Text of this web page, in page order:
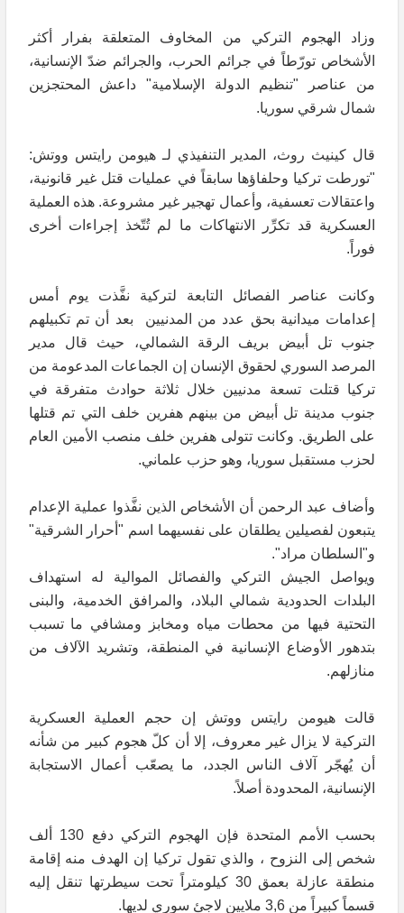
وزاد الهجوم التركي من المخاوف المتعلقة بفرار أكثر
الأشخاص تورّطاً في جرائم الحرب، والجرائم ضدّ الإنسانية،
من عناصر "تنظيم الدولة الإسلامية" داعش المحتجزين
شمال شرقي سوريا.
قال كينيث روث، المدير التنفيذي لـ هيومن رايتس ووتش:
"تورطت تركيا وحلفاؤها سابقاً في عمليات قتل غير قانونية،
واعتقالات تعسفية، وأعمال تهجير غير مشروعة. هذه العملية
العسكرية قد تكرِّر الانتهاكات ما لم تُتّخذ إجراءات أخرى
فوراً.
وكانت عناصر الفصائل التابعة لتركية نفَّذت يوم أمس
إعدامات ميدانية بحق عدد من المدنيين بعد أن تم تكبيلهم
جنوب تل أبيض بريف الرقة الشمالي، حيث قال مدير
المرصد السوري لحقوق الإنسان إن الجماعات المدعومة من
تركيا قتلت تسعة مدنيين خلال ثلاثة حوادث متفرقة في
جنوب مدينة تل أبيض من بينهم هفرين خلف التي تم قتلها
على الطريق. وكانت تتولى هفرين خلف منصب الأمين العام
لحزب مستقبل سوريا، وهو حزب علماني.
وأضاف عبد الرحمن أن الأشخاص الذين نفَّذوا عملية الإعدام
يتبعون لفصيلين يطلقان على نفسيهما اسم "أحرار الشرقية"
و"السلطان مراد".
ويواصل الجيش التركي والفصائل الموالية له استهداف
البلدات الحدودية شمالي البلاد، والمرافق الخدمية، والبنى
التحتية فيها من محطات مياه ومخابز ومشافي ما تسبب
بتدهور الأوضاع الإنسانية في المنطقة، وتشريد الآلاف من
منازلهم.
قالت هيومن رايتس ووتش إن حجم العملية العسكرية
التركية لا يزال غير معروف، إلا أن كلّ هجوم كبير من شأنه
أن يُهجّر آلاف الناس الجدد، ما يصعّب أعمال الاستجابة
الإنسانية، المحدودة أصلاً.
بحسب الأمم المتحدة فإن الهجوم التركي دفع 130 ألف
شخص إلى النزوح ، والذي تقول تركيا إن الهدف منه إقامة
منطقة عازلة بعمق 30 كيلومتراً تحت سيطرتها تنقل إليه
قسماً كبيراً من 3,6 ملايين لاجئ سوري لديها.